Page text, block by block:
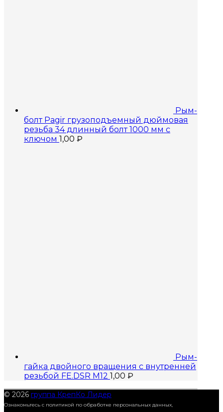
Рым-
болт Pagir грузоподъемный дюймовая
резьба 34 длинный болт 1000 мм с
ключом 1,00 ₽
Рым-
гайка двойного вращения с внутренней
резьбой FE.DSR M12 1,00 ₽
© 2026 группа КрепКо Лидер
Ознакомьтесь с политикой по обработке персональных данных,